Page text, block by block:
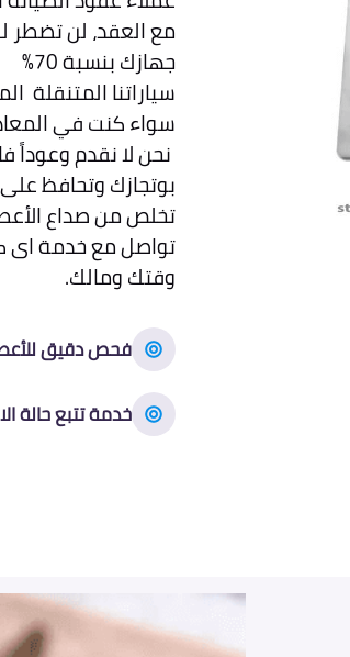
مع العقد، لن تضطر
جهازك بنسبة 70%
سياراتنا المتنقلة
سواء كنت في المعادي، 6 أكتوبر، أو
نحن لا نقدم
بوتجازك وتحافظ
تخلص من صداع
تواصل مع خدمة اى
وقتك ومالك.
فحص دقيق
خدمة تتبع حالة